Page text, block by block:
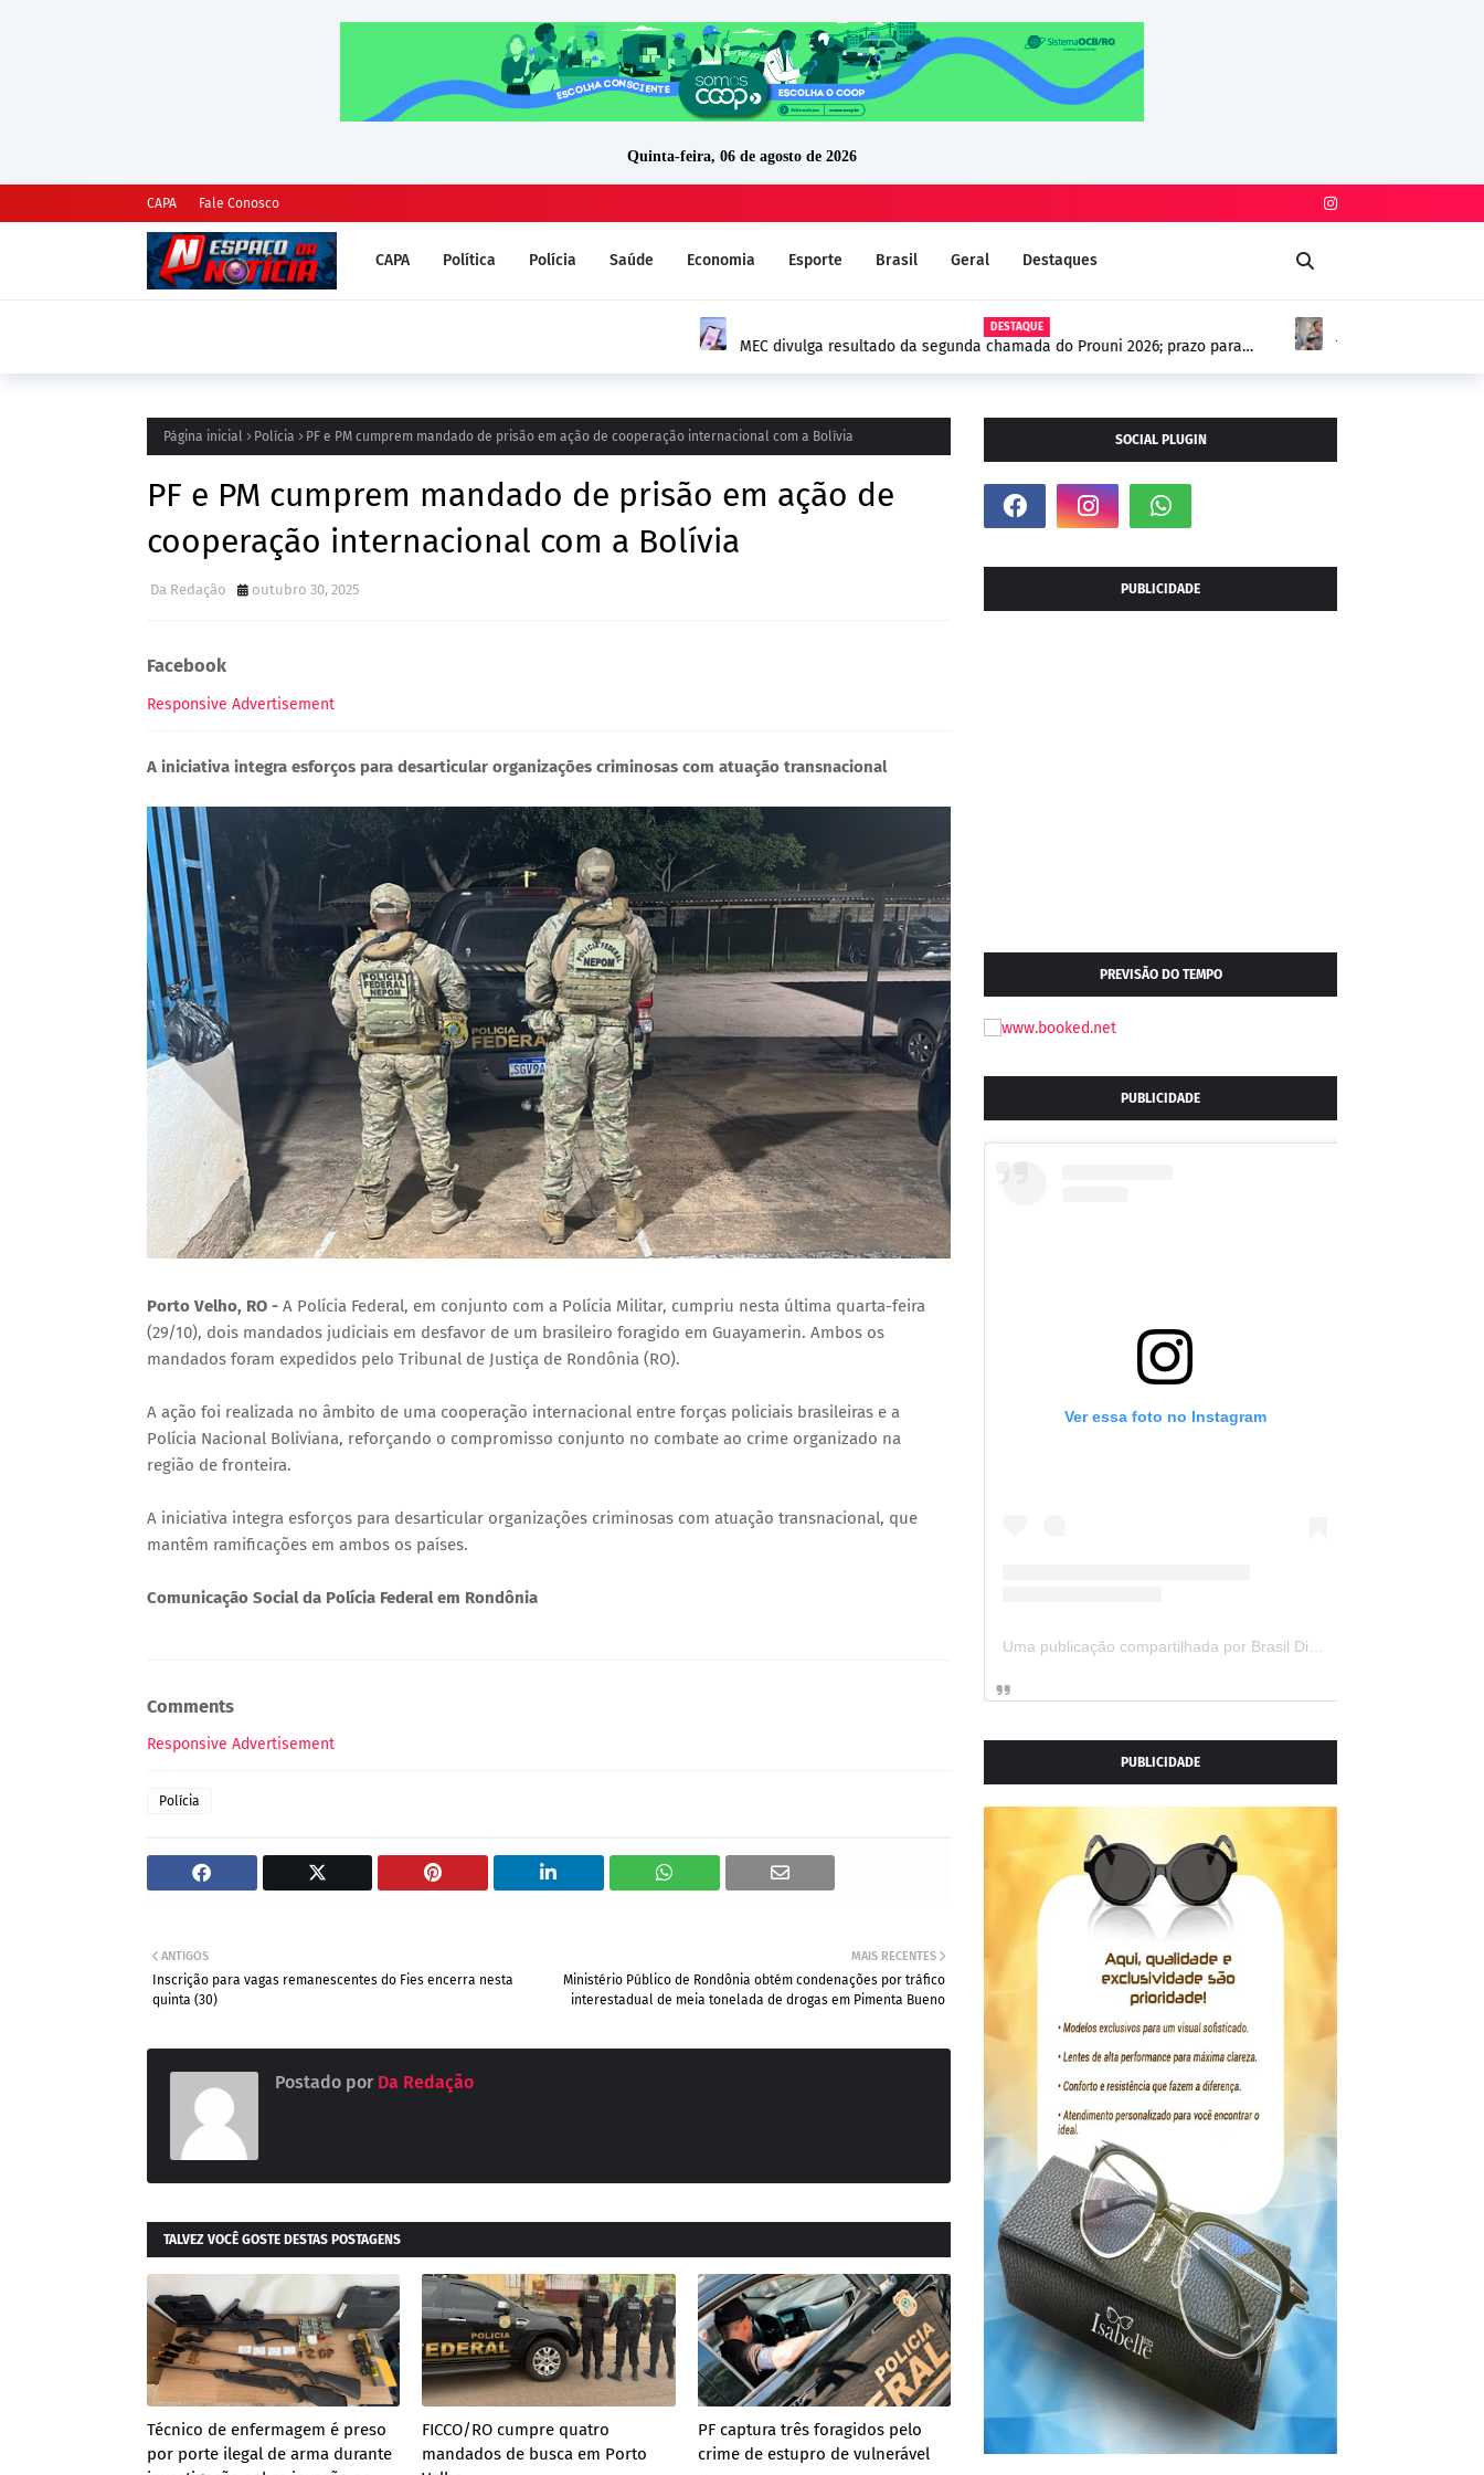
Quinta-feira, 06 de agosto de 2026
CAPA Fale Conosco
CAPA Política Polícia Saúde Economia Esporte Brasil Geral Destaques
DESTAQUE
TRE-RO confirma por unanimidade permanência do vereador Thiago Tezzari
Página inicial Polícia PF e PM cumprem mandado de prisão em ação de cooperação internacional com a Bolívia
PF e PM cumprem mandado de prisão em ação de
cooperação internacional com a Bolívia
Da Redação outubro 30, 2025
Facebook
Responsive Advertisement
A iniciativa integra esforços para desarticular organizações criminosas com atuação transnacional
Porto Velho, RO - A Polícia Federal, em conjunto com a Polícia Militar, cumpriu nesta última quarta-feira
(29/10), dois mandados judiciais em desfavor de um brasileiro foragido em Guayamerin. Ambos os
mandados foram expedidos pelo Tribunal de Justiça de Rondônia (RO).
A ação foi realizada no âmbito de uma cooperação internacional entre forças policiais brasileiras e a
Polícia Nacional Boliviana, reforçando o compromisso conjunto no combate ao crime organizado na
região de fronteira.
A iniciativa integra esforços para desarticular organizações criminosas com atuação transnacional, que
mantêm ramificações em ambos os países.
Comunicação Social da Polícia Federal em Rondônia
Comments
Responsive Advertisement
Polícia
MAIS RECENTES
Ministério Público de Rondônia obtém condenações por tráfico
interestadual de meia tonelada de drogas em Pimenta Bueno
ANTIGOS
Inscrição para vagas remanescentes do Fies encerra nesta
quinta (30)
Postado por Da Redação
TALVEZ VOCÊ GOSTE DESTAS POSTAGENS
Técnico de enfermagem é preso
por porte ilegal de arma durante
FICCO/RO cumpre quatro
mandados de busca em Porto
PF captura três foragidos pelo
crime de estupro de vulnerável
SOCIAL PLUGIN
PUBLICIDADE
PREVISÃO DO TEMPO
PUBLICIDADE
Ver essa foto no Instagram
PUBLICIDADE